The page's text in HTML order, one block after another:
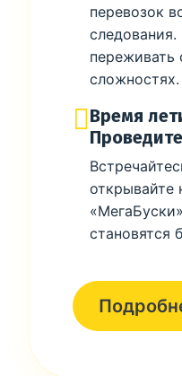
перевозок
переживать
сложностях.
Время
открывайте
становятся